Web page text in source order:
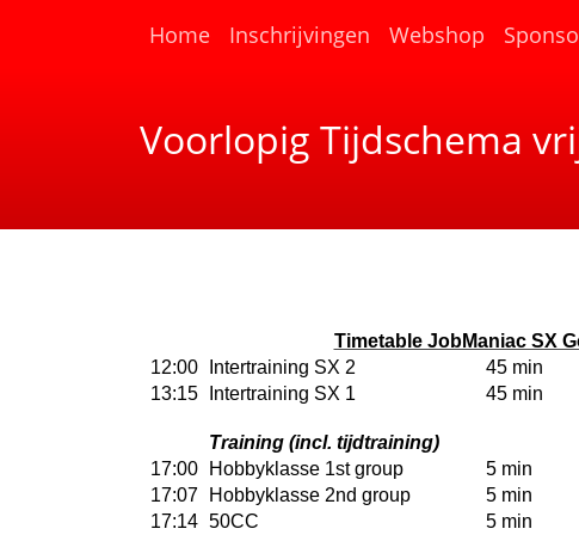
Home(current)
Inschrijvingen Webshop
Voorlopig Tijdschema
Timetable JobManiac SX
12:00
Intertraining SX 2
45 min
13:15
Intertraining SX 1 45 min
Training (incl. tijdtraining)
17:00
Hobbyklasse 1st group
5 min
17:07
Hobbyklasse 2nd group
5 min
17:14 50CC
5 min